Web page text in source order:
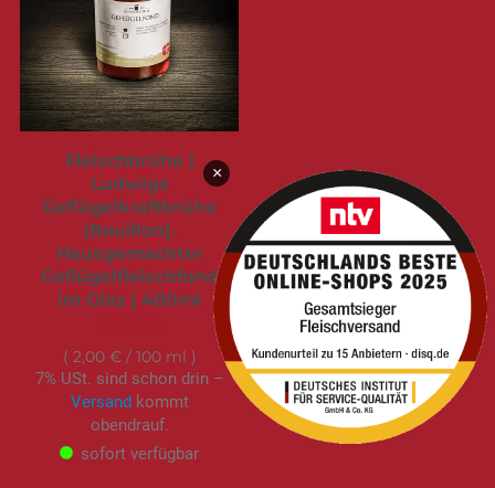
Fleischbrühe |
Ludwigs
Geflügelkraftbrühe
(Bouillon).
Hausgemachter
Geflügelfleischfond
im Glas | 400ml
2,00 €/ 100 ml
7% USt. sind schon drin –
Versandkommt
obendrauf.
sofort verfügbar
×